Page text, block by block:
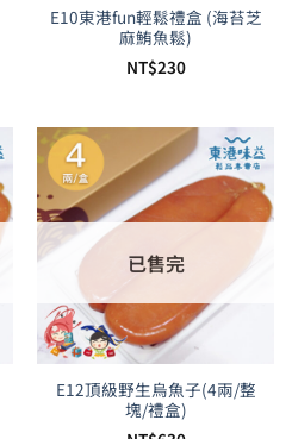
E10東港fun輕鬆禮盒 (海苔芝
麻鮪魚鬆)
NT$230
已售完
E12頂級野生烏魚子(4兩/整
塊/禮盒)